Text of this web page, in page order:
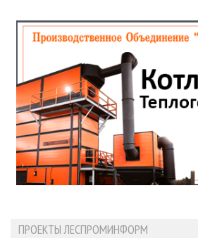
ПРОЕКТЫ ЛЕСПРОМИНФОРМ